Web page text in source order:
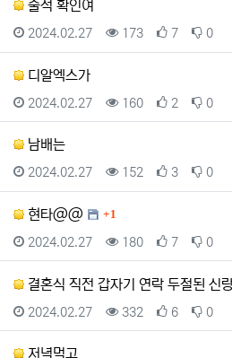
출석 확인여
등록일
2024.02.27 조회
173 추천
7 비추천
0
디알엑스가
등록일
2024.02.27 조회
160 추천
2 비추천
0
남배는
등록일
2024.02.27 조회
152 추천
3 비추천
0
현타@@ 댓글
1
등록일
2024.02.27 조회
180 추천
7 비추천
0
결혼식 직전 갑자기 연락 두절된 신
등록일
2024.02.27 조회
332 추천
6 비추천
0
저녁먹고